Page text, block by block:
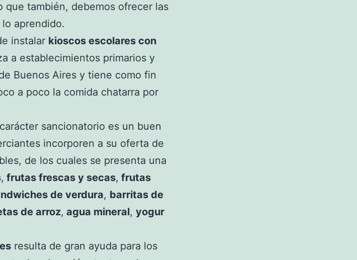
que también, debemos ofrecer las
aprendido.
instalar kioscos escolares con
a establecimientos primarios y
Buenos Aires y tiene como fin
a poco la comida chatarra por
sancionatorio es un buen
incorporen a su oferta de
de los cuales se presenta una
, frutas frescas y secas, frutas
de verdura, barritas de
de arroz, agua mineral, yogur
resulta de gran ayuda para los